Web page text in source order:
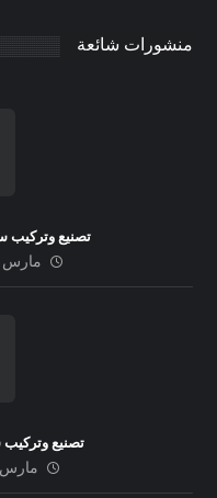
منشورات شائعة
تصنيع وتركيب
مارس 15, 2025
تصنيع
مارس 15,